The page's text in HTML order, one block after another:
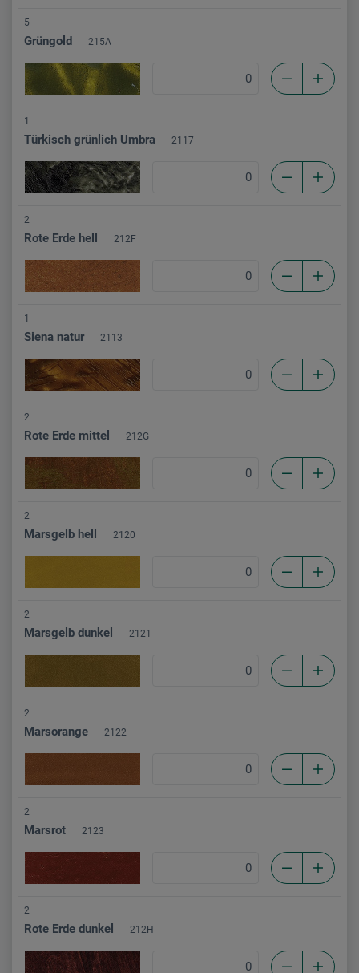
5
Grüngold 215A
1
Türkisch grünlich Umbra 2117
2
Rote Erde hell 212F
1
Siena natur 2113
2
Rote Erde mittel 212G
2
Marsgelb hell 2120
2
Marsgelb dunkel 2121
2
Marsorange 2122
2
Marsrot 2123
2
Rote Erde dunkel 212H